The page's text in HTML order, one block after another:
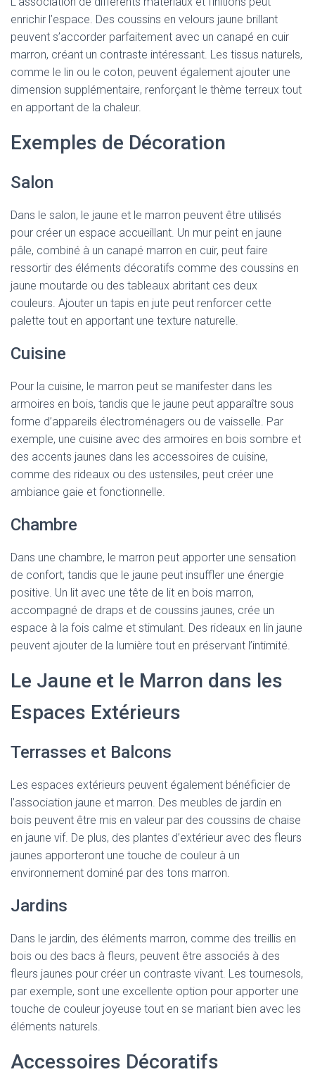
enrichir l’espace. Des coussins en velours jaune brillant
peuvent s’accorder parfaitement avec un canapé en cuir
marron, créant un contraste intéressant. Les tissus naturels,
comme le lin ou le coton, peuvent également ajouter une
dimension supplémentaire, renforçant le thème terreux tout
en apportant de la chaleur.
Exemples de Décoration
Salon
Dans le salon, le jaune et le marron peuvent être utilisés
pour créer un espace accueillant. Un mur peint en jaune
pâle, combiné à un canapé marron en cuir, peut faire
ressortir des éléments décoratifs comme des coussins en
jaune moutarde ou des tableaux abritant ces deux
couleurs. Ajouter un tapis en jute peut renforcer cette
palette tout en apportant une texture naturelle.
Cuisine
Pour la cuisine, le marron peut se manifester dans les
armoires en bois, tandis que le jaune peut apparaître sous
forme d’appareils électroménagers ou de vaisselle. Par
exemple, une cuisine avec des armoires en bois sombre et
des accents jaunes dans les accessoires de cuisine,
comme des rideaux ou des ustensiles, peut créer une
ambiance gaie et fonctionnelle.
Chambre
Dans une chambre, le marron peut apporter une sensation
de confort, tandis que le jaune peut insuffler une énergie
positive. Un lit avec une tête de lit en bois marron,
accompagné de draps et de coussins jaunes, crée un
espace à la fois calme et stimulant. Des rideaux en lin jaune
peuvent ajouter de la lumière tout en préservant l’intimité.
Le Jaune et le Marron dans les
Espaces Extérieurs
Terrasses et Balcons
Les espaces extérieurs peuvent également bénéficier de
l’association jaune et marron. Des meubles de jardin en
bois peuvent être mis en valeur par des coussins de chaise
en jaune vif. De plus, des plantes d’extérieur avec des fleurs
jaunes apporteront une touche de couleur à un
environnement dominé par des tons marron.
Jardins
Dans le jardin, des éléments marron, comme des treillis en
bois ou des bacs à fleurs, peuvent être associés à des
fleurs jaunes pour créer un contraste vivant. Les tournesols,
par exemple, sont une excellente option pour apporter une
touche de couleur joyeuse tout en se mariant bien avec les
éléments naturels.
Accessoires Décoratifs